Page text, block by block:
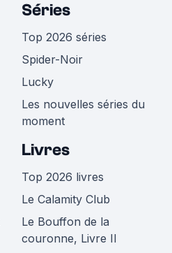
Séries
Top 2026 séries
Spider-Noir
Lucky
Les nouvelles séries du
moment
Livres
Top 2026 livres
Le Calamity Club
Le Bouffon de la
couronne, Livre II